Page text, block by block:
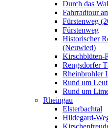
Durch das
Fahrradtour
Fürstenweg
Fürstenweg
Historischer
(Neuwied)
Kirschblüten-
Rengsdorfer
Rheinbrohler
Rund um
Rund um
Rheingau
Elsterbachtal
Hildegard-